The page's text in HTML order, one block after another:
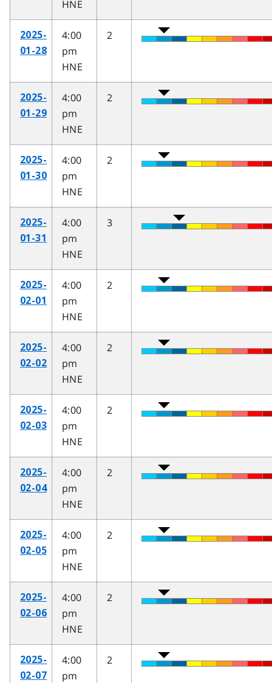
HNE
2025-
01-28
4:00
pm
HNE
2
2025-
01-29
4:00
pm
HNE
2
2025-
01-30
4:00
pm
HNE
2
2025-
01-31
4:00
pm
HNE
3
2025-
02-01
4:00
pm
HNE
2
2025-
02-02
4:00
pm
HNE
2
2025-
02-03
4:00
pm
HNE
2
2025-
02-04
4:00
pm
HNE
2
2025-
02-05
4:00
pm
HNE
2
2025-
02-06
4:00
pm
HNE
2
2025-
02-07
4:00
pm
2